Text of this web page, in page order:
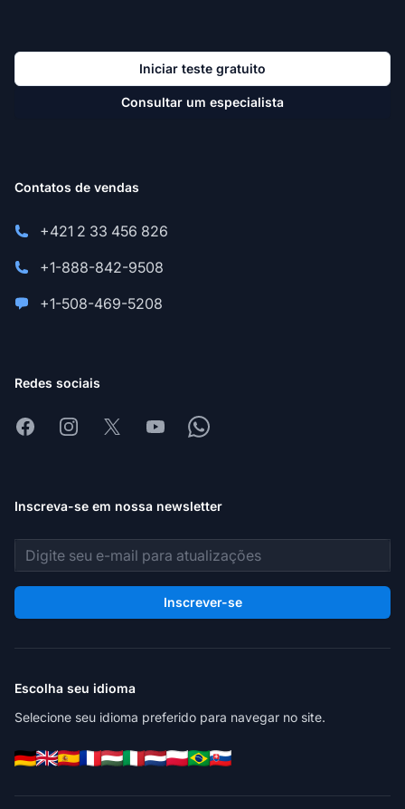
Iniciar teste gratuito
Consultar um especialista
Contatos de vendas
+421 2 33 456 826
+1-888-842-9508
+1-508-469-5208
Redes sociais
FacebookInstagram
X YoutubeWhatsapp
Inscreva-se em nossa newsletter
Endereço de e-mail
Inscrever-se
Escolha seu idioma
Selecione seu idioma preferido para navegar no site.